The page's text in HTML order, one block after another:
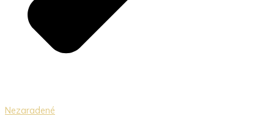
Nezaradené